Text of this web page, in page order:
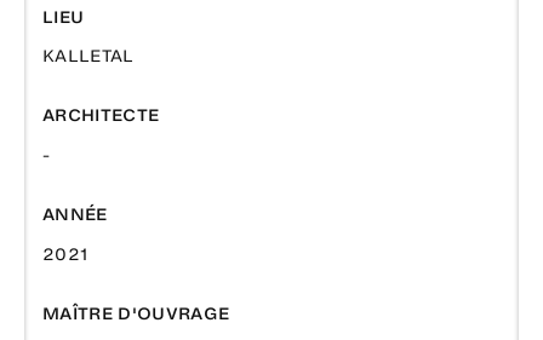
LIEU
KALLETAL
ARCHITECTE
-
ANNÉE
2021
MAÎTRE D'OUVRAGE